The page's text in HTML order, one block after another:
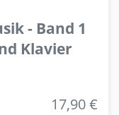
- Band 1
Klavier
17,90 €